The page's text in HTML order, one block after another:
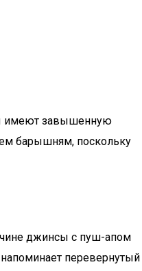
имеют завышенную
барышням, поскольку
джинсы с пуш-апом
перевернутый